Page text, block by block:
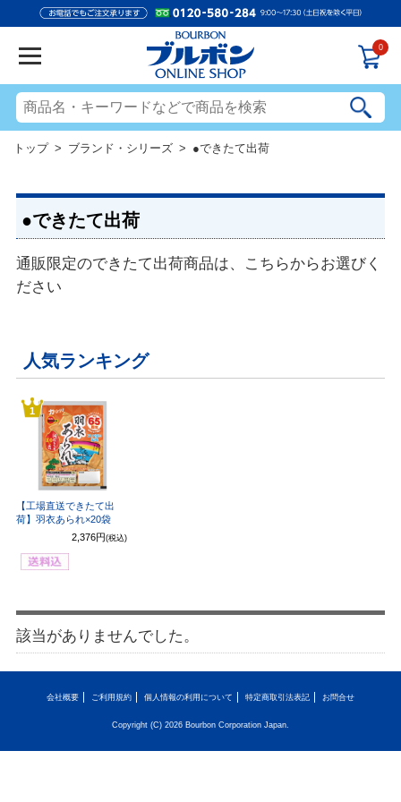
0
トップ> ブランド・シリーズ > ●できたて出荷
●できたて出荷
通販限定のできたて出荷商品は、こちらからお選びく
ださい
人気ランキング
1
【工場直送できたて出
荷】羽衣あられ×20袋
2,376円 (税込)
該当がありませんでした。
会社概要 ご利用規約 個人情報の利用について 特定商取引法表記 お問合せ
Copyright (C) 2026 Bourbon Corporation Japan.